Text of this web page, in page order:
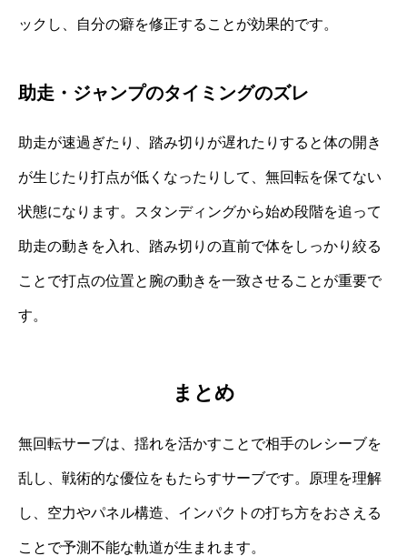
ックし、自分の癖を修正することが効果的です。
助走・ジャンプのタイミングのズレ
助走が速過ぎたり、踏み切りが遅れたりすると体の開き
が生じたり打点が低くなったりして、無回転を保てない
状態になります。スタンディングから始め段階を追って
助走の動きを入れ、踏み切りの直前で体をしっかり絞る
ことで打点の位置と腕の動きを一致させることが重要で
す。
まとめ
無回転サーブは、揺れを活かすことで相手のレシーブを
乱し、戦術的な優位をもたらすサーブです。原理を理解
し、空力やパネル構造、インパクトの打ち方をおさえる
ことで予測不能な軌道が生まれます。